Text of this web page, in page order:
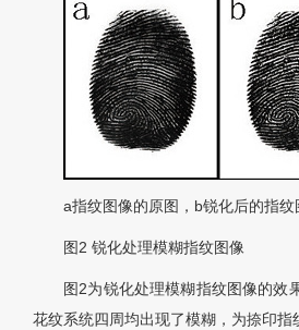
a指纹图像的原图，b锐化后的指
图2 锐化处理模糊指纹图像
图2为锐化处理模糊指纹图像的效
花纹系统四周均出现了模糊，为捺印指